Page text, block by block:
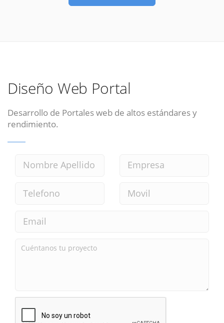
Diseño Web Portal
Desarrollo de Portales web de altos estándares y
rendimiento.